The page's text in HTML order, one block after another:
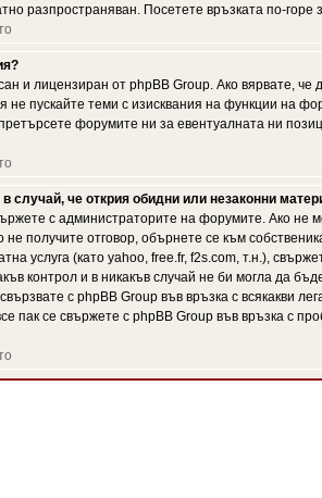
разпространяван. Посетете връзката по-горе
и лицензиран от phpBB Group. Ако вярвате,
не пускайте теми с изисквания на функции на
форумите ни за евентуалната ни
случай, че открия обидни или незаконни
с администраторите на форумите. Ако не
не получите отговор, обърнете се към
услуга (като yahoo, free.fr, f2s.com, т.н.),
контрол и в никакъв случай не би могла да
с phpBB Group във връзка с всякакви
пак се свържете с phpBB Group във връзка с